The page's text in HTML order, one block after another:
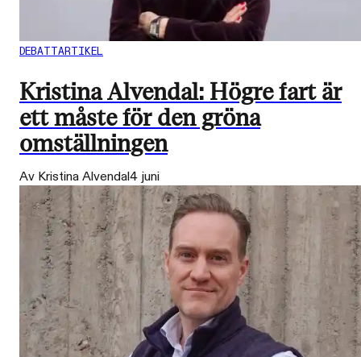
DEBATTARTIKEL
Kristina Alvendal: Högre fart är
ett måste för den gröna
omställningen
Av Kristina Alvendal4 juni